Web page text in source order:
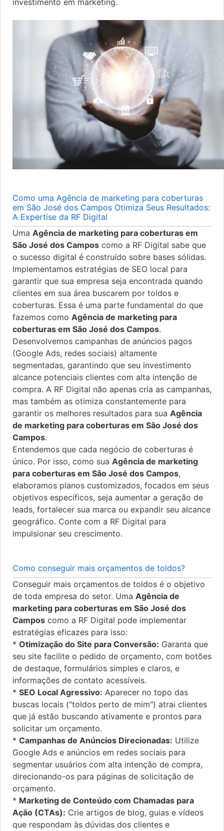
Como uma Agência de marketing para coberturas
em São José dos Campos Otimiza Seus Resultados:
A Expertise da RF Digital
Uma Agência de marketing para coberturas em
São José dos Campos como a RF Digital sabe que
o sucesso digital é construído sobre bases sólidas.
Implementamos estratégias de SEO local para
garantir que sua empresa seja encontrada quando
clientes em sua área buscarem por toldos e
coberturas. Essa é uma parte fundamental do que
fazemos como Agência de marketing para
coberturas em São José dos Campos.
Desenvolvemos campanhas de anúncios pagos
(Google Ads, redes sociais) altamente
segmentadas, garantindo que seu investimento
alcance potenciais clientes com alta intenção de
compra. A RF Digital não apenas cria as campanhas,
mas também as otimiza constantemente para
garantir os melhores resultados para sua Agência
de marketing para coberturas em São José dos
Campos.
Entendemos que cada negócio de coberturas é
único. Por isso, como sua Agência de marketing
para coberturas em São José dos Campos,
elaboramos planos customizados, focados em seus
objetivos específicos, seja aumentar a geração de
leads, fortalecer sua marca ou expandir seu alcance
geográfico. Conte com a RF Digital para
impulsionar seu crescimento.
Como conseguir mais orçamentos de toldos?
Conseguir mais orçamentos de toldos é o objetivo
de toda empresa do setor. Uma Agência de
marketing para coberturas em São José dos
Campos como a RF Digital pode implementar
estratégias eficazes para isso:
* Otimização do Site para Conversão: Garanta que
seu site facilite o pedido de orçamento, com botões
de destaque, formulários simples e claros, e
informações de contato acessíveis.
* SEO Local Agressivo: Aparecer no topo das
buscas locais ("toldos perto de mim") atrai clientes
que já estão buscando ativamente e prontos para
solicitar um orçamento.
* Campanhas de Anúncios Direcionadas: Utilize
Google Ads e anúncios em redes sociais para
segmentar usuários com alta intenção de compra,
direcionando-os para páginas de solicitação de
orçamento.
* Marketing de Conteúdo com Chamadas para
Ação (CTAs): Crie artigos de blog, guias e vídeos
que respondam às dúvidas dos clientes e